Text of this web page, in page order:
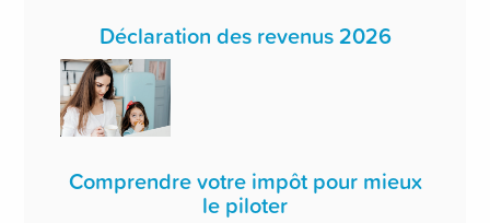
Déclaration des revenus 2026
Comprendre votre impôt pour mieux
le piloter